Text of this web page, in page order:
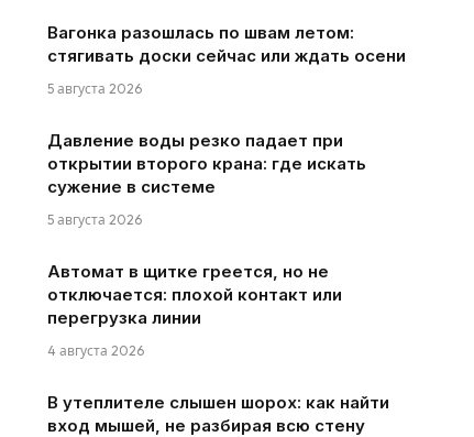
Вагонка разошлась по швам летом:
стягивать доски сейчас или ждать осени
5 августа 2026
Давление воды резко падает при
открытии второго крана: где искать
сужение в системе
5 августа 2026
Автомат в щитке греется, но не
отключается: плохой контакт или
перегрузка линии
4 августа 2026
В утеплителе слышен шорох: как найти
вход мышей, не разбирая всю стену